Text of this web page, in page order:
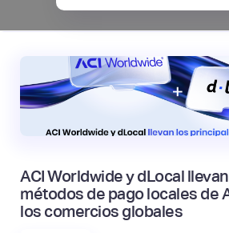
ACI Worldwide y dLocal
métodos de pago locales de
los comercios globales